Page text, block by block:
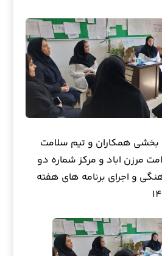
همكاران و تیم سلامت
مرزن اباد و مرکز شماره دو
و اجرای برنامه های هفته